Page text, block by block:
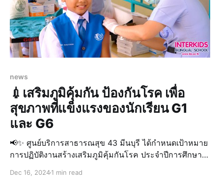
news
💉เสริมภูมิคุ้มกัน ป้องกันโรค เพื่อ
สุขภาพที่แข็งแรงของนักเรียน G1
และ G6
📢✨ ศูนย์บริการสาธารณสุข 43 มีนบุรี ได้กำหนดเป้าหมาย
การปฏิบัติงานสร้างเสริมภูมิคุ้มกันโรค ประจำปีการศึกษา
G1: ได้รับวัคซีนป้องกันโรคหัด หัดเยอรมัน
Dec 16, 20241 min read